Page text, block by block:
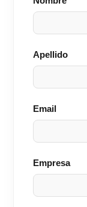
Apellido
Email
Empresa